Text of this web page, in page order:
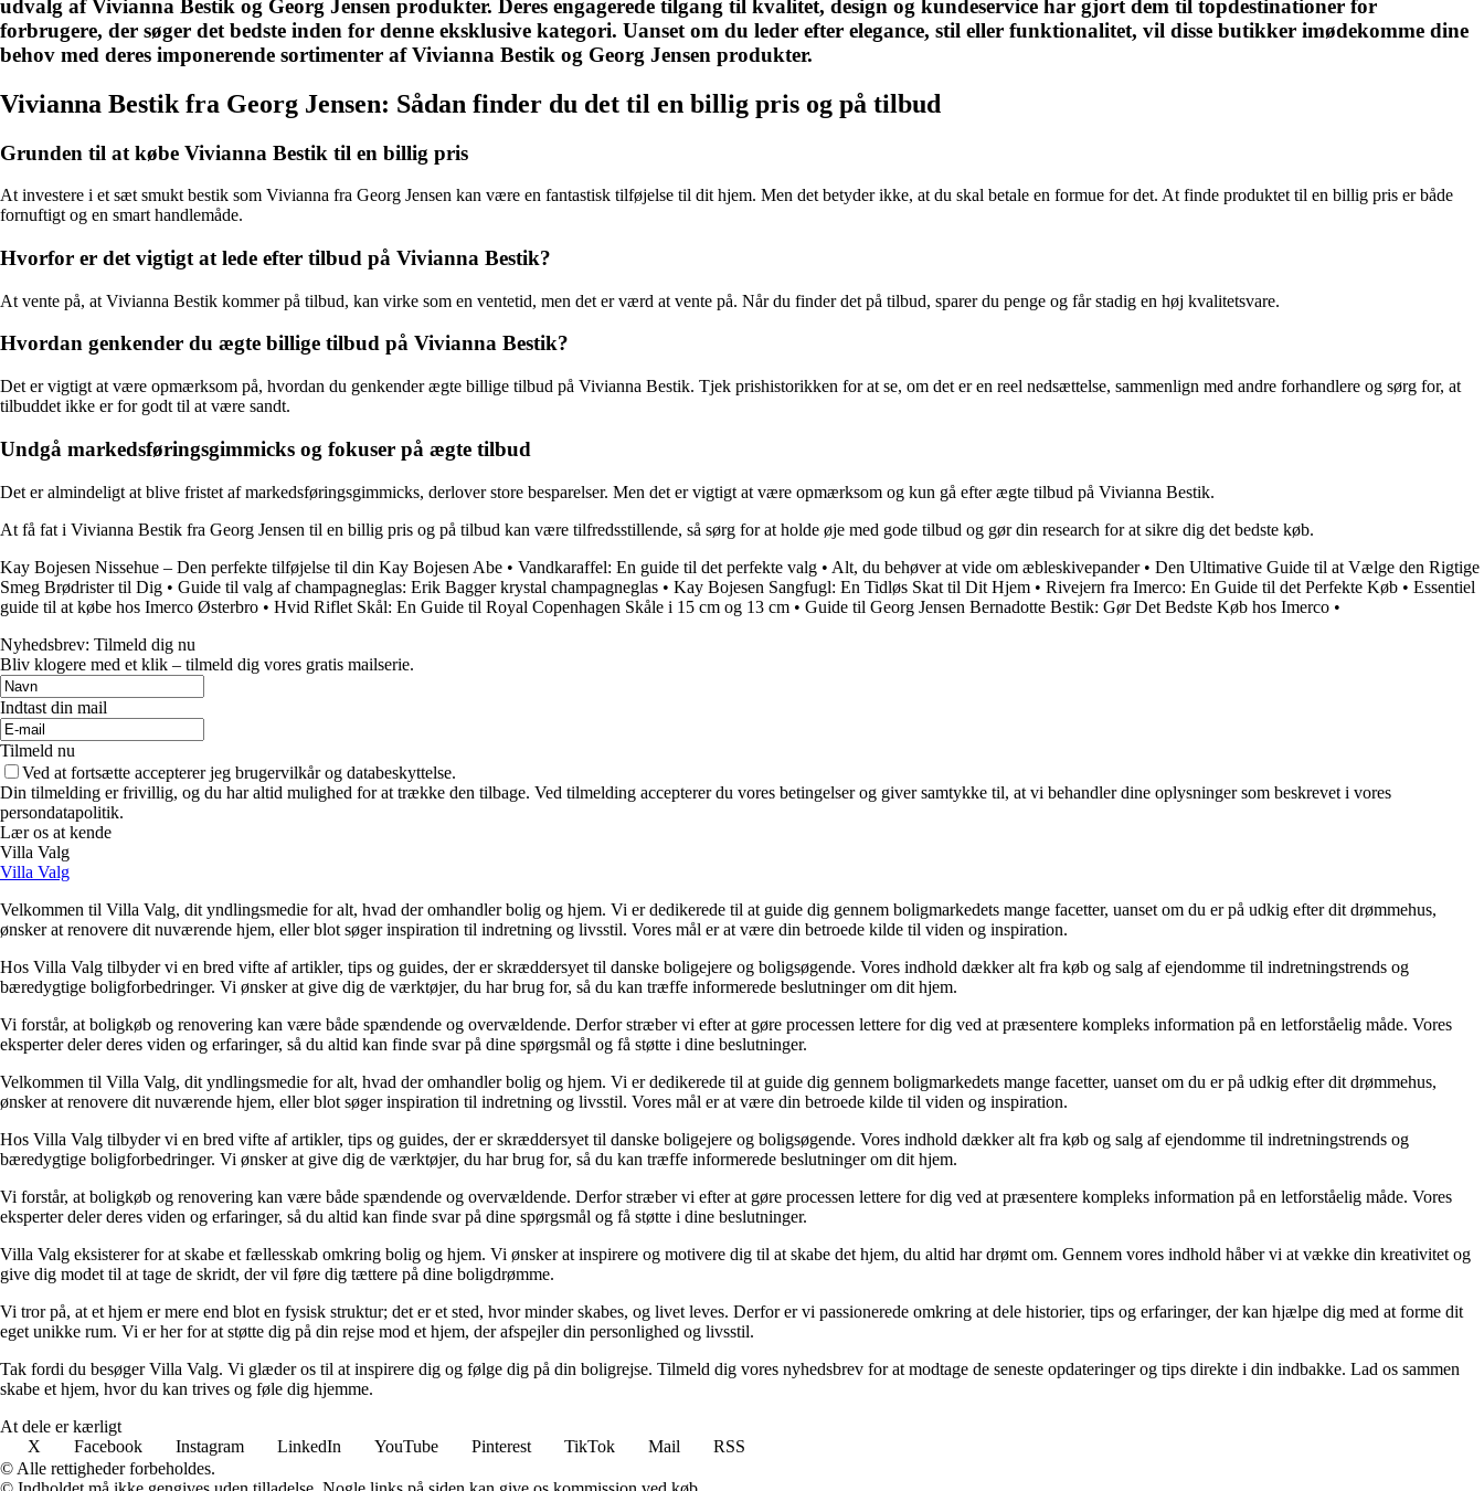
udvalg af Vivianna Bestik og Georg Jensen produkter. Deres engagerede tilgang til kvalitet, design og kundeservice har gjort dem til topdestinationer for
forbrugere, der søger det bedste inden for denne eksklusive kategori. Uanset om du leder efter elegance, stil eller funktionalitet, vil disse butikker imødekomme dine
behov med deres imponerende sortimenter af Vivianna Bestik og Georg Jensen produkter.
Vivianna Bestik fra Georg Jensen: Sådan finder du det til en billig pris og på tilbud
Grunden til at købe Vivianna Bestik til en billig pris
At investere i et sæt smukt bestik som Vivianna fra Georg Jensen kan være en fantastisk tilføjelse til dit hjem. Men det betyder ikke, at du skal betale en formue for det. At finde produktet til en billig pris er både
fornuftigt og en smart handlemåde.
Hvorfor er det vigtigt at lede efter tilbud på Vivianna Bestik?
At vente på, at Vivianna Bestik kommer på tilbud, kan virke som en ventetid, men det er værd at vente på. Når du finder det på tilbud, sparer du penge og får stadig en høj kvalitetsvare.
Hvordan genkender du ægte billige tilbud på Vivianna Bestik?
Det er vigtigt at være opmærksom på, hvordan du genkender ægte billige tilbud på Vivianna Bestik. Tjek prishistorikken for at se, om det er en reel nedsættelse, sammenlign med andre forhandlere og sørg for, at
tilbuddet ikke er for godt til at være sandt.
Undgå markedsføringsgimmicks og fokuser på ægte tilbud
Det er almindeligt at blive fristet af markedsføringsgimmicks, derlover store besparelser. Men det er vigtigt at være opmærksom og kun gå efter ægte tilbud på Vivianna Bestik.
At få fat i Vivianna Bestik fra Georg Jensen til en billig pris og på tilbud kan være tilfredsstillende, så sørg for at holde øje med gode tilbud og gør din research for at sikre dig det bedste køb.
Kay Bojesen Nissehue – Den perfekte tilføjelse til din Kay Bojesen Abe • Vandkaraffel: En guide til det perfekte valg • Alt, du behøver at vide om æbleskivepander• Den Ultimative Guide til at Vælge den Rigtige
Smeg Brødrister til Dig • Guide til valg af champagneglas: Erik Bagger krystal champagneglas • Kay Bojesen Sangfugl: En Tidløs Skat til Dit Hjem • Rivejern fra Imerco: En Guide til det Perfekte Køb • Essentiel
guide til at købe hos Imerco Østerbro • Hvid Riflet Skål: En Guide til Royal Copenhagen Skåle i 15 cm og 13 cm • Guide til Georg Jensen Bernadotte Bestik: Gør Det Bedste Køb hos Imerco •
Nyhedsbrev: Tilmeld dig nu
Bliv klogere med et klik – tilmeld dig vores gratis mailserie.
Indtast din mail
Tilmeld nu
Ved at fortsætte accepterer jeg brugervilkår og databeskyttelse.
Din tilmelding er frivillig, og du har altid mulighed for at trække den tilbage. Ved tilmelding accepterer du vores betingelser og giver samtykke til, at vi behandler dine oplysninger som beskrevet i vores
persondatapolitik.
Lær os at kende
Villa Valg
Villa Valg
Velkommen til Villa Valg, dit yndlingsmedie for alt, hvad der omhandler bolig og hjem. Vi er dedikerede til at guide dig gennem boligmarkedets mange facetter, uanset om du er på udkig efter dit drømmehus,
ønsker at renovere dit nuværende hjem, eller blot søger inspiration til indretning og livsstil. Vores mål er at være din betroede kilde til viden og inspiration.
Hos Villa Valg tilbyder vi en bred vifte af artikler, tips og guides, der er skræddersyet til danske boligejere og boligsøgende. Vores indhold dækker alt fra køb og salg af ejendomme til indretningstrends og
bæredygtige boligforbedringer. Vi ønsker at give dig de værktøjer, du har brug for, så du kan træffe informerede beslutninger om dit hjem.
Vi forstår, at boligkøb og renovering kan være både spændende og overvældende. Derfor stræber vi efter at gøre processen lettere for dig ved at præsentere kompleks information på en letforståelig måde. Vores
eksperter deler deres viden og erfaringer, så du altid kan finde svar på dine spørgsmål og få støtte i dine beslutninger.
Velkommen til Villa Valg, dit yndlingsmedie for alt, hvad der omhandler bolig og hjem. Vi er dedikerede til at guide dig gennem boligmarkedets mange facetter, uanset om du er på udkig efter dit drømmehus,
ønsker at renovere dit nuværende hjem, eller blot søger inspiration til indretning og livsstil. Vores mål er at være din betroede kilde til viden og inspiration.
Hos Villa Valg tilbyder vi en bred vifte af artikler, tips og guides, der er skræddersyet til danske boligejere og boligsøgende. Vores indhold dækker alt fra køb og salg af ejendomme til indretningstrends og
bæredygtige boligforbedringer. Vi ønsker at give dig de værktøjer, du har brug for, så du kan træffe informerede beslutninger om dit hjem.
Vi forstår, at boligkøb og renovering kan være både spændende og overvældende. Derfor stræber vi efter at gøre processen lettere for dig ved at præsentere kompleks information på en letforståelig måde. Vores
eksperter deler deres viden og erfaringer, så du altid kan finde svar på dine spørgsmål og få støtte i dine beslutninger.
Villa Valg eksisterer for at skabe et fællesskab omkring bolig og hjem. Vi ønsker at inspirere og motivere dig til at skabe det hjem, du altid har drømt om. Gennem vores indhold håber vi at vække din kreativitet og
give dig modet til at tage de skridt, der vil føre dig tættere på dine boligdrømme.
Vi tror på, at et hjem er mere end blot en fysisk struktur; det er et sted, hvor minder skabes, og livet leves. Derfor er vi passionerede omkring at dele historier, tips og erfaringer, der kan hjælpe dig med at forme dit
eget unikke rum. Vi er her for at støtte dig på din rejse mod et hjem, der afspejler din personlighed og livsstil.
Tak fordi du besøger Villa Valg. Vi glæder os til at inspirere dig og følge dig på din boligrejse. Tilmeld dig vores nyhedsbrev for at modtage de seneste opdateringer og tips direkte i din indbakke. Lad os sammen
skabe et hjem, hvor du kan trives og føle dig hjemme.
At dele er kærligt
X
Facebook Instagram LinkedIn YouTube Pinterest TikTok Mail
RSS
© Alle rettigheder forbeholdes.